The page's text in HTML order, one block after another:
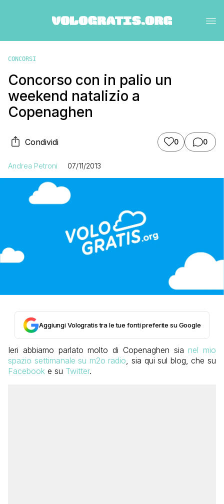
CONCORSI
Concorso con in palio un
weekend natalizio a
Copenaghen
Condividi 0 0
Andrea Petroni 07/11/2013
Aggiungi Vologratis tra le tue fonti preferite su Google
Ieri abbiamo parlato molto di Copenaghen sia nel mio
spazio settimanale su m2o radio, sia qui sul blog, che su
Facebook e su Twitter.